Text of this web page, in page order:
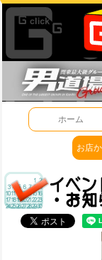
ホーム
お店